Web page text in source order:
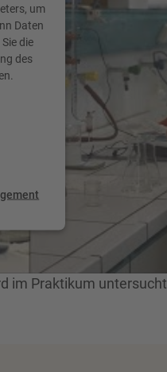
um
Daten
die
des
im Praktikum untersucht